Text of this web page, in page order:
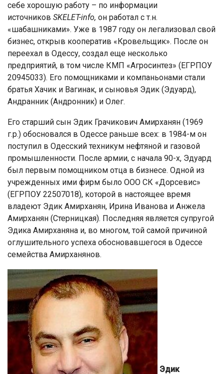
себе хорошую работу – по информации
источников SKELET-info, он работал с т.н.
«шабашниками». Уже в 1987 году он легализовал свой
бизнес, открыв кооператив «Кровельщик». После он
переехал в Одессу, создал еще несколько
предприятий, в том числе КМП «Агросинтез» (ЕГРПОУ
20945033). Его помощниками и компаньонами стали
братья Хачик и Вагинак, и сыновья Эдик (Эдуард),
Андранник (Андронник) и Олег.
Его старший сын Эдик Грачикович Амирханян (1969
г.р.) обосновался в Одессе раньше всех: в 1984-м он
поступил в Одесский техникум нефтяной и газовой
промышленности. После армии, с начала 90-х, Эдуард
был первым помощником отца в бизнесе. Одной из
учрежденных ими фирм было ООО СК «Дорсевис»
(ЕГРПОУ 22507018), которой в настоящее время
владеют Эдик Амирханян, Ирина Иванова и Анжела
Амирханян (Стерницкая). Последняя является супругой
Эдика Амирханяна и, во многом, той самой причиной
оглушительного успеха обосновавшегося в Одессе
семейства Амирханянов.
Эдик